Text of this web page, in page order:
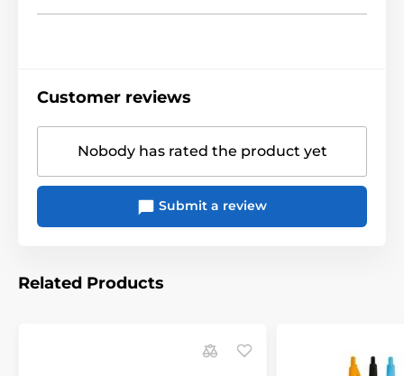
Customer reviews
Nobody has rated the product yet
Submit a review
Related Products